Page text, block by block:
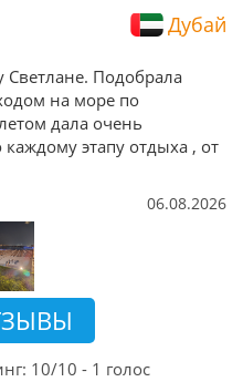
Дубай
Подобрала
на море по
дала очень
этапу отдыха , от
06.08.2026
10/10 - 1 голос